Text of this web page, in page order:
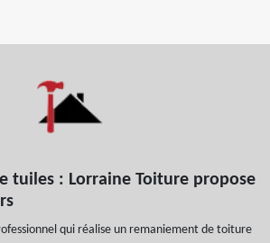
tuiles : Lorraine Toiture propose
qui réalise un remaniement de toiture